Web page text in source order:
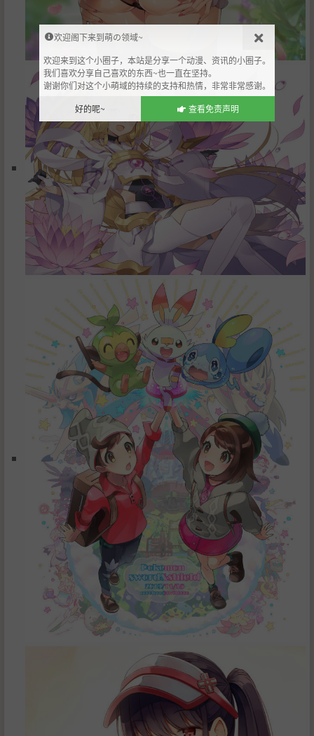
欢迎阁下来到萌の领域~
欢迎来到这个小圈子，本站是分享一个动漫、资讯的小圈子。
我们喜欢分享自己喜欢的东西~也一直在坚持。
谢谢你们对这个小萌域的持续的支持和热情，非常非常感谢。
好的呢~
查看免责声明